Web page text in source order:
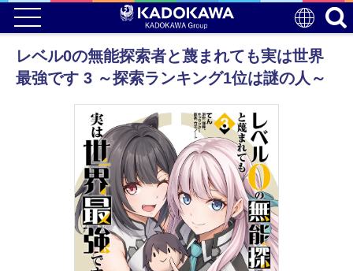
レベル0の無能探索者と蔑まれても実は世界
最強です 3 ～探索ランキング1位は謎の人～